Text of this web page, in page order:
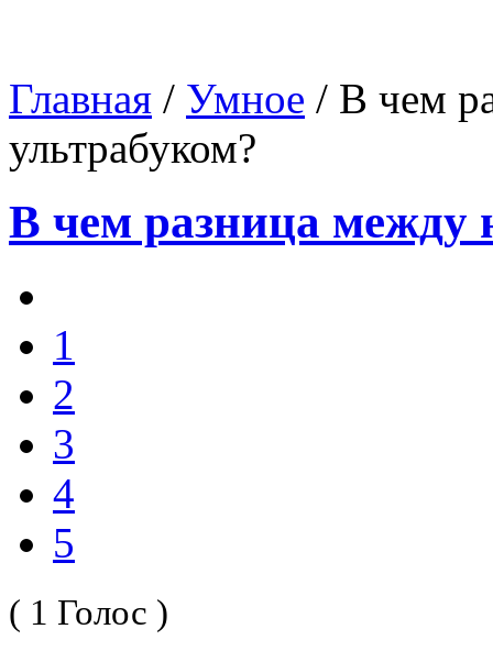
Главная / Умное / В чем
ультрабуком?
В чем разница между
1
2
3
4
5
( 1 Голос )